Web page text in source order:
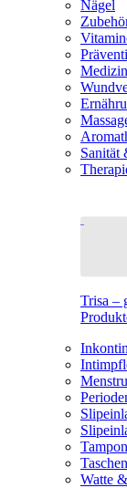
Nägel
Sanität
Trisa –
Watte